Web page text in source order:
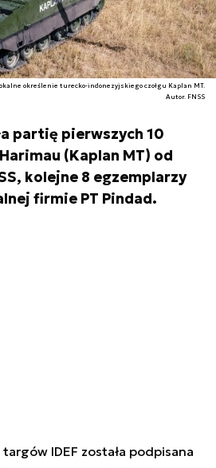
określenie turecko-indonezyjskiego czołgu Kaplan MT.
Autor. FNSS
partię pierwszych 10
(Kaplan MT) od
kolejne 8 egzemplarzy
firmie PT Pindad.
IDEF została podpisana